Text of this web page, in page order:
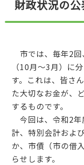
こ
財政状況の公
市では、毎年2回
（10月～3月）に
す。これは、皆さ
た大切なお金が、
するものです。
今回は、令和2年
計、特別会計およ
か、市債（市の借
らせします。